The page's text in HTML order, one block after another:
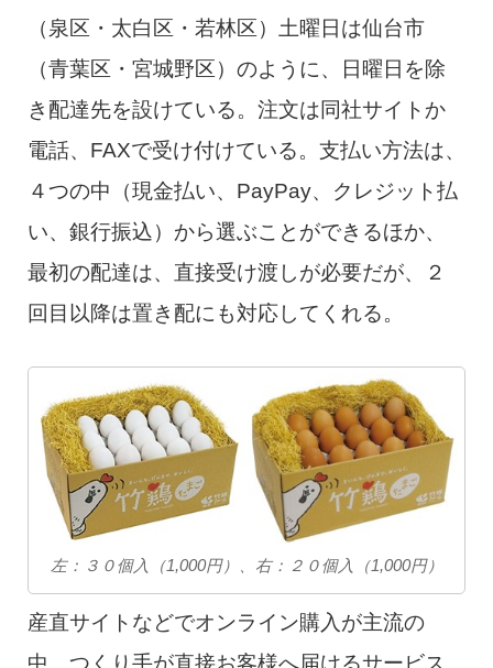
（泉区・太白区・若林区）土曜日は仙台市
（青葉区・宮城野区）のように、日曜日を除
き配達先を設けている。注文は同社サイトか
電話、FAXで受け付けている。支払い方法は、
４つの中（現金払い、PayPay、クレジット払
い、銀行振込）から選ぶことができるほか、
最初の配達は、直接受け渡しが必要だが、２
回目以降は置き配にも対応してくれる。
左：３０個入（1,000円）、右：２０個入（1,000円）
産直サイトなどでオンライン購入が主流の